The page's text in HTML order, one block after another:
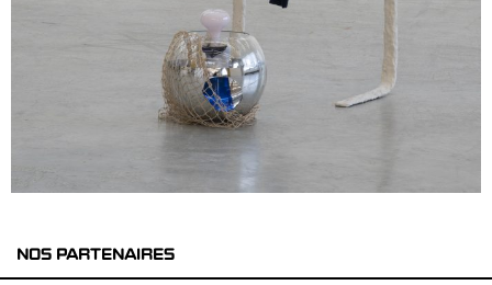
NOS PARTENAIRES